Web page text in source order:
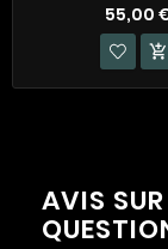
55,00

AVIS